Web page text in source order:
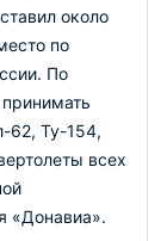
около
по
По
62, Ту-154,
всех
«Донавиа».